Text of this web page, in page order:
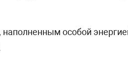
особой